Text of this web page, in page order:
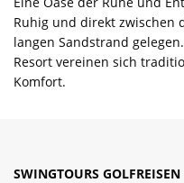
Ruhig und direkt zwischen
langen Sandstrand
Resort vereinen sich
Komfort.
SWINGTOURS